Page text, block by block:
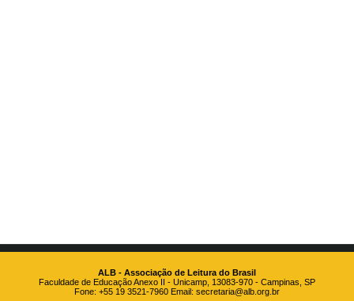
ALB - Associação de Leitura do Brasil
Faculdade de Educação Anexo II - Unicamp, 13083-970 - Campinas, SP
Fone: +55 19 3521-7960 Email: secretaria@alb.org.br